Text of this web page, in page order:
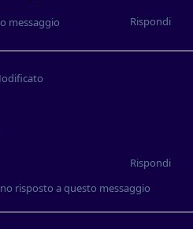
Rispondi
messaggio
Rispondi
risposto a questo messaggio